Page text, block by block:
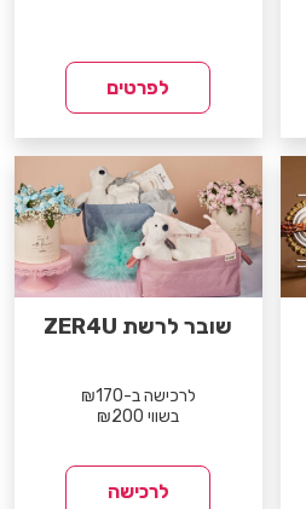
לפרטים
שובר לרשת ZER4U
לרכישה ב-₪170
בשווי ₪200
לרכישה